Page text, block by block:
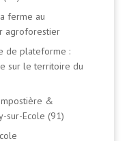
ferme au
agroforestier
de plateforme :
sur le territoire du
&
sur-Ecole (91)